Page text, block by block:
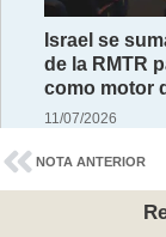
Israel se
de la RMTR
como motor
11/07/2026
NOTA ANTERIOR